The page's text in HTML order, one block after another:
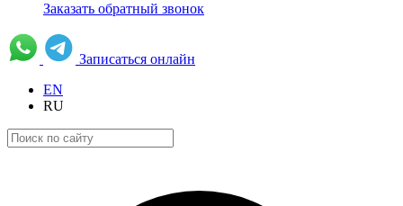
Заказать обратный звонок
Записаться онлайн
EN
RU